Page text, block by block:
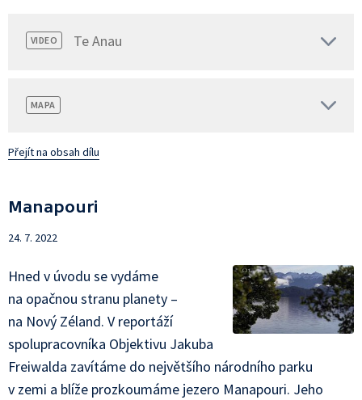
VIDEO Te Anau
MAPA
Přejít na obsah dílu
Manapouri
24. 7. 2022
Hned v úvodu se vydáme
na opačnou stranu planety –
na Nový Zéland. V reportáží
spolupracovníka Objektivu Jakuba
Freiwalda zavítáme do největšího národního parku
v zemi a blíže prozkoumáme jezero Manapouri. Jeho